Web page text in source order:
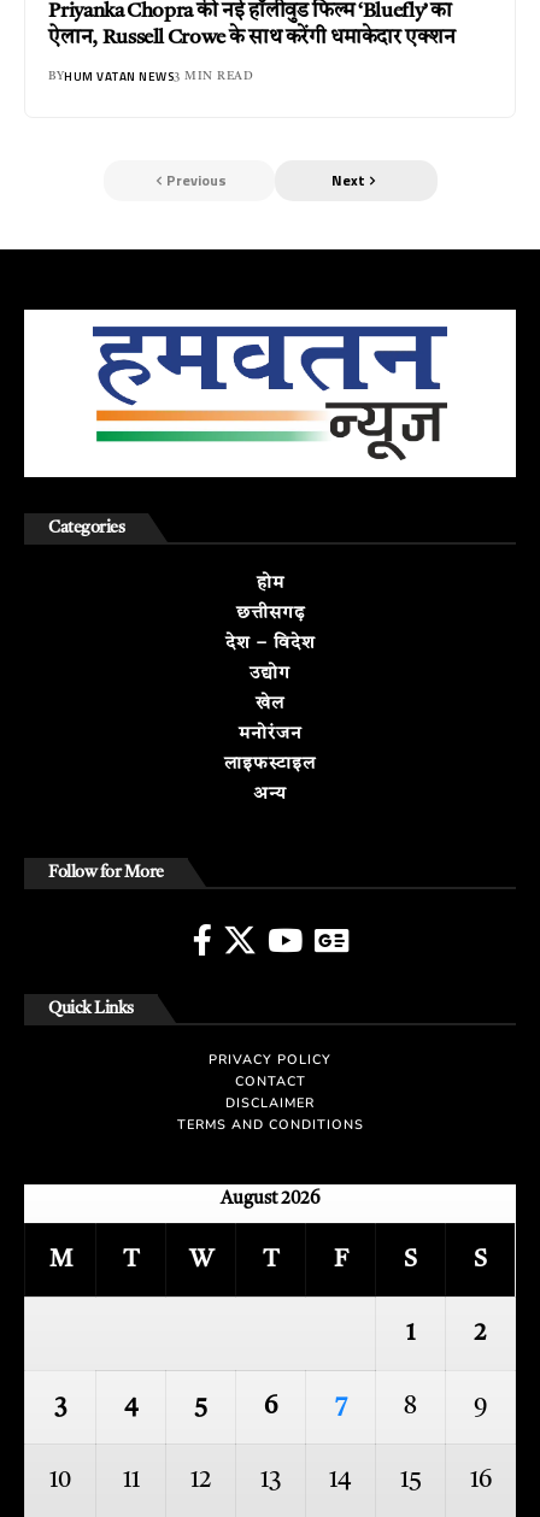
Priyanka Chopra की नई हॉलीवुड फिल्म ‘Bluefly’ का
ऐलान, Russell Crowe के साथ करेंगी धमाकेदार एक्शन
BYHUM VATAN NEWS3 MIN READ
Previous Next
Categories
होम
छत्तीसगढ़
देश – विदेश
उद्योग
खेल
मनोरंजन
लाइफस्टाइल
अन्य
Follow for More
Quick Links
PRIVACY POLICY
CONTACT
DISCLAIMER
TERMS AND CONDITIONS
August 2026
M T W T F S S
1 2
3 4 5 6 7 8 9
10 11 12 13 14 15 16